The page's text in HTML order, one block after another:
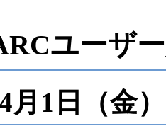
ユーザ
月1日（金）